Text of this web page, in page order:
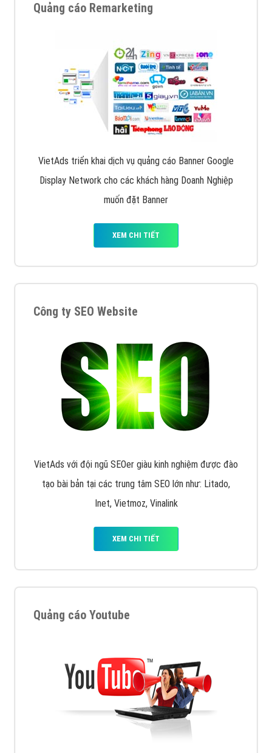
Quảng cáo Remarketing
VietAds triển khai dịch vụ quảng cáo Banner Google
Display Network cho các khách hàng Doanh Nghiệp
muốn đặt Banner
XEM CHI TIẾT
Công ty SEO Website
VietAds với đội ngũ SEOer giàu kinh nghiệm được đào
tạo bài bản tại các trung tâm SEO lớn như: Litado,
Inet, Vietmoz, Vinalink
XEM CHI TIẾT
Quảng cáo Youtube